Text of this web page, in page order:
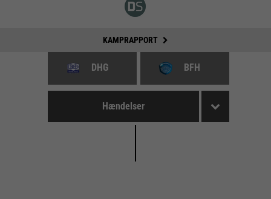
KAMPRAPPORT
DHG BFH
Hændelser